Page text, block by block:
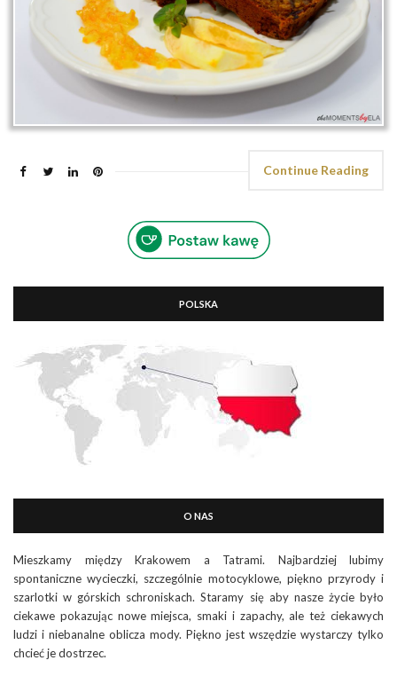
Continue Reading
POLSKA
O NAS
Mieszkamy między Krakowem a Tatrami. Najbardziej lubimy
spontaniczne wycieczki, szczególnie motocyklowe, piękno przyrody i
szarlotki w górskich schroniskach. Staramy się aby nasze życie było
ciekawe pokazując nowe miejsca, smaki i zapachy, ale też ciekawych
ludzi i niebanalne oblicza mody. Piękno jest wszędzie wystarczy tylko
chcieć je dostrzec.